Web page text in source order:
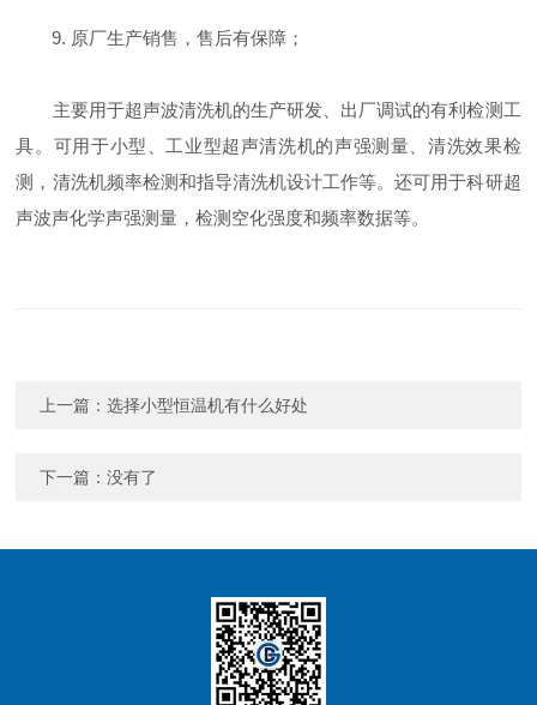
9. 原厂生产销售，售后有保障；
主要用于超声波清洗机的生产研发、出厂调试的有利检测工
具。可用于小型、工业型超声清洗机的声强测量、清洗效果检
测，清洗机频率检测和指导清洗机设计工作等。还可用于科研超
声波声化学声强测量，检测空化强度和频率数据等。
上一篇：选择小型恒温机有什么好处
下一篇：没有了